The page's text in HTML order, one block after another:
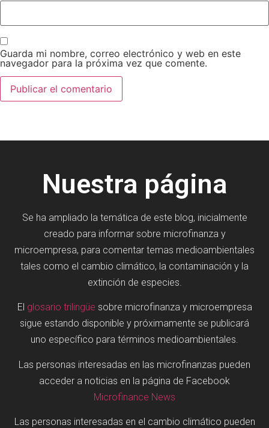
Guarda mi nombre, correo electrónico y web en este
navegador para la próxima vez que comente.
Nuestra página
Se ha ampliado la temática de este blog, inicialmente
creado para informar sobre microfinanza y
microempresa, para comentar temas medioambientales
tales como el cambio climático, la contaminación y la
extinción de especies.
El glosario trilingüe sobre microfinanza y microempresa
sigue estando disponible y próximamente se publicará
uno específico para términos medioambientales.
Las personas interesadas en las microfinanzas pueden
acceder a noticias en la página de Facebook
Microfinance News
Las personas interesadas en el cambio climático pueden